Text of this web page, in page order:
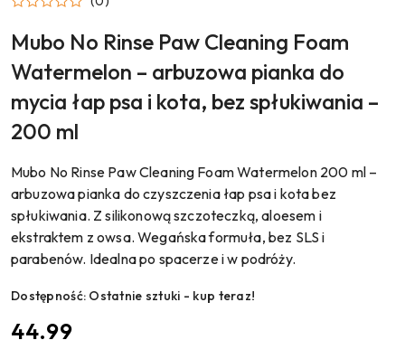
Mubo No Rinse Paw Cleaning Foam
Watermelon – arbuzowa pianka do
mycia łap psa i kota, bez spłukiwania –
200 ml
Mubo No Rinse Paw Cleaning Foam Watermelon 200 ml –
arbuzowa pianka do czyszczenia łap psa i kota bez
spłukiwania. Z silikonową szczoteczką, aloesem i
ekstraktem z owsa. Wegańska formuła, bez SLS i
parabenów. Idealna po spacerze i w podróży.
Dostępność: Ostatnie sztuki - kup teraz!
cena:
44.99